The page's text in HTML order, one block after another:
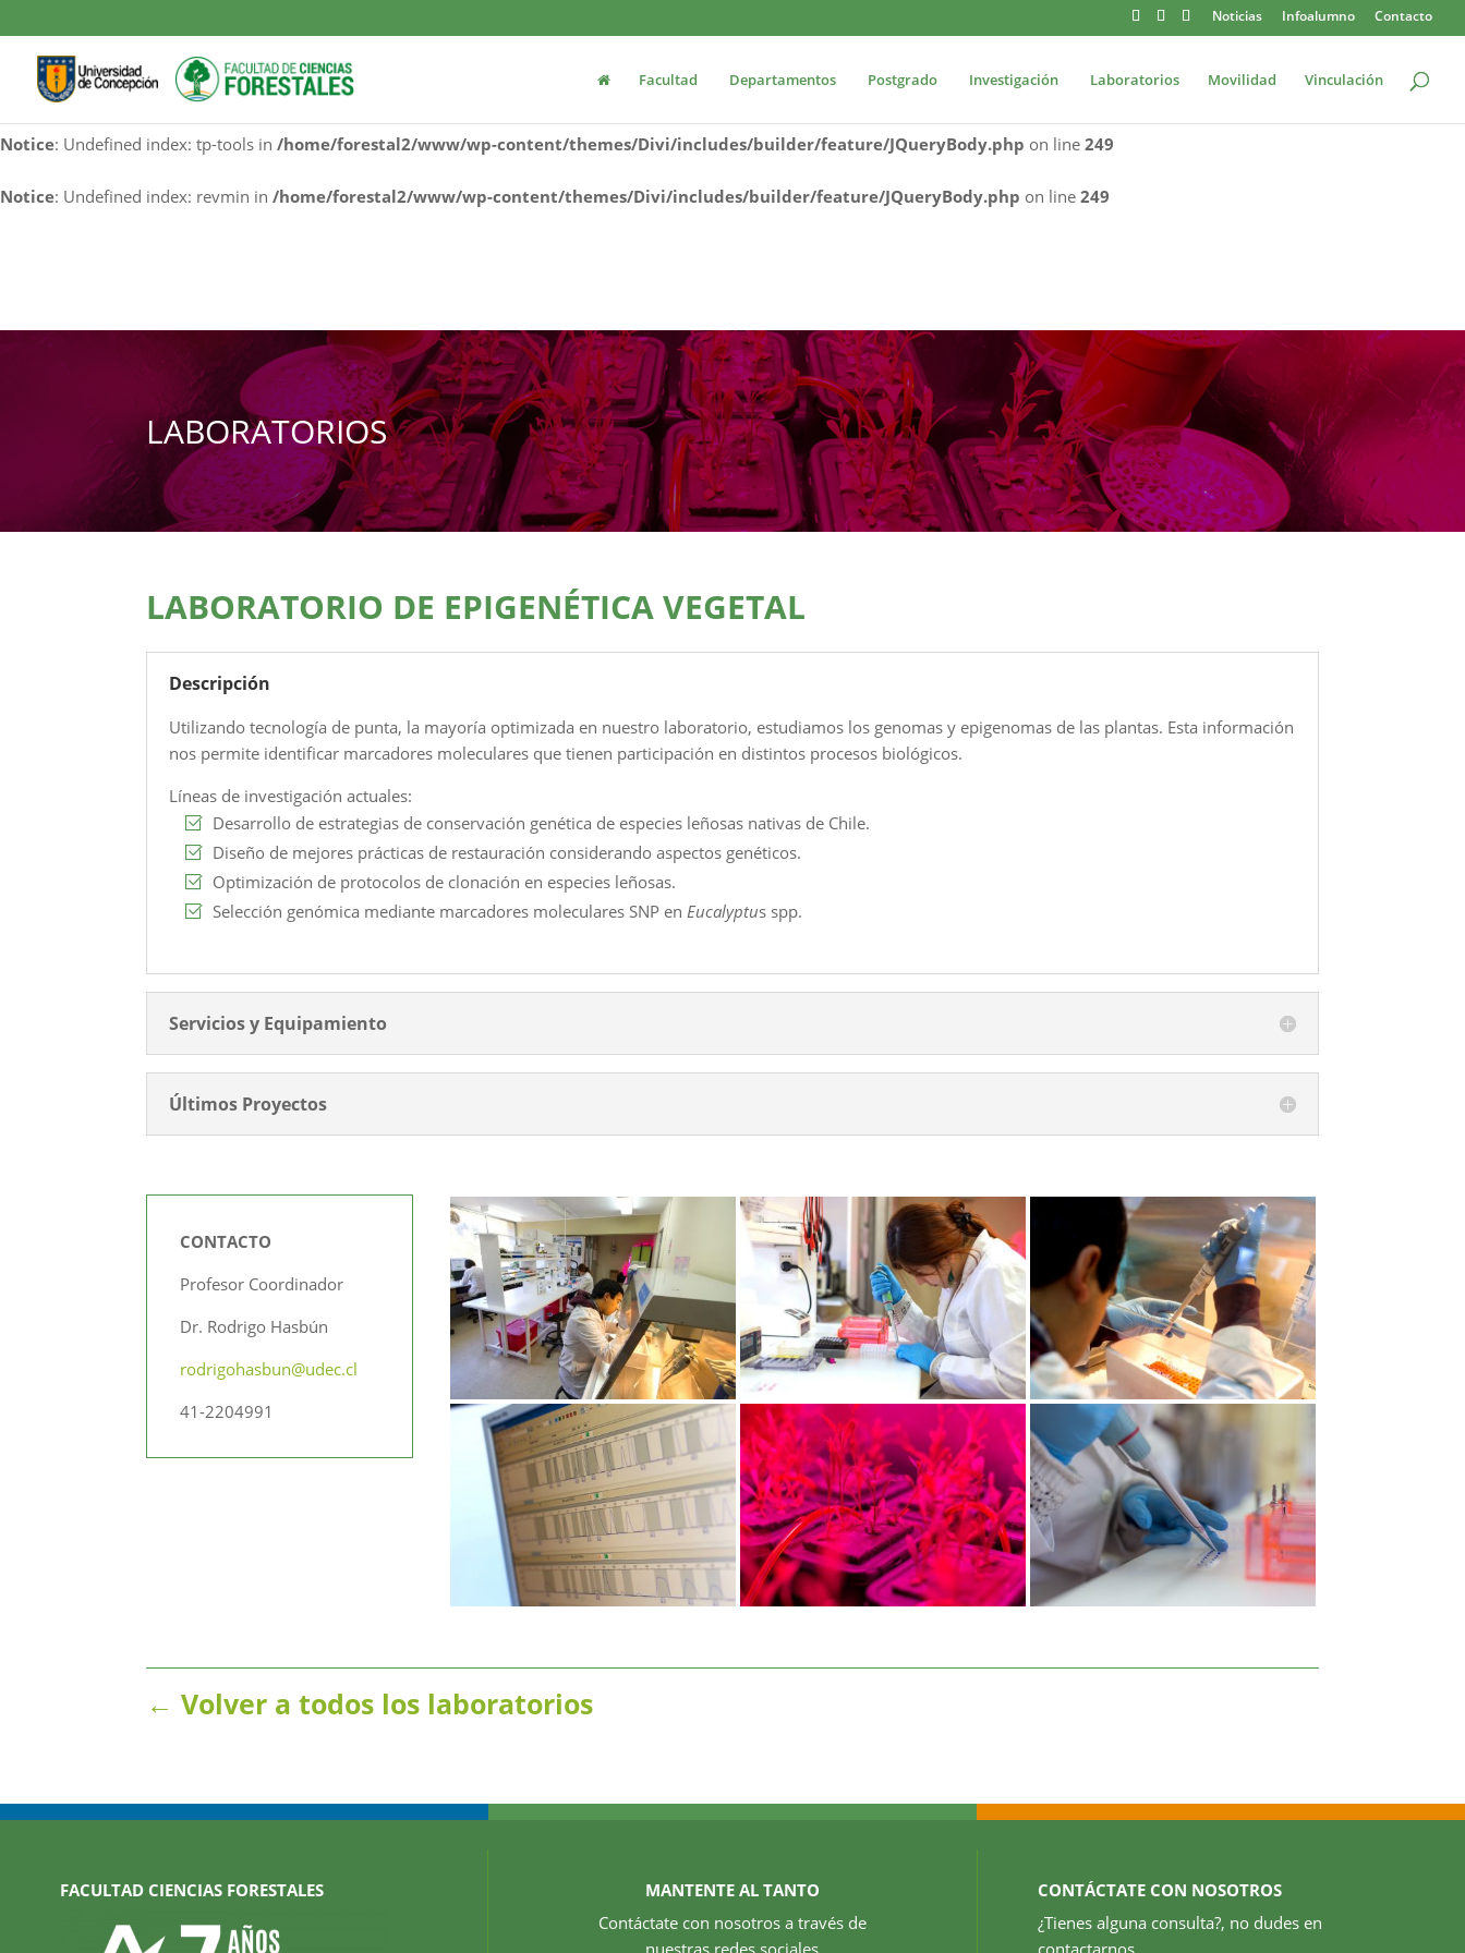
Notice: Undefined index: cf7rl-redirect_method in/home/forestal2/www/wp-content/themes/Divi/includes/builder/feature/JQueryBody.phpon line249
Notice: Undefined index: contact-form-7 in/home/forestal2/www/wp-content/themes/Divi/includes/builder/feature/JQueryBody.php on line249
Notice: Undefined index: tp-tools in /home/forestal2/www/wp-content/themes/Divi/includes/builder/feature/JQueryBody.php on line 249
Notice: Undefined index: revmin in /home/forestal2/www/wp-content/themes/Divi/includes/builder/feature/JQueryBody.php on line 249
Noticias Infoalumno Contacto
Facultad Departamentos Postgrado Investigación Laboratorios Movilidad Vinculación
LABORATORIOS
LABORATORIO DE EPIGENÉTICA VEGETAL
Descripción
Utilizando tecnología de punta, la mayoría optimizada en nuestro laboratorio, estudiamos los genomas y epigenomas de las plantas. Esta información
nos permite identificar marcadores moleculares que tienen participación en distintos procesos biológicos.
Líneas de investigación actuales:
Desarrollo de estrategias de conservación genética de especies leñosas nativas de Chile.
Diseño de mejores prácticas de restauración considerando aspectos genéticos.
Optimización de protocolos de clonación en especies leñosas.
Selección genómica mediante marcadores moleculares SNP enEucalyptus spp.
Servicios y Equipamiento
Últimos Proyectos
CONTACTO
Profesor Coordinador
Dr. Rodrigo Hasbún
rodrigohasbun@udec.cl
41-2204991
← Volver a todos los laboratorios
FACULTAD CIENCIAS FORESTALES
MANTENTE AL TANTO
Contáctate con nosotros a través de
CONTÁCTATE CON NOSOTROS
¿Tienes alguna consulta?, no dudes en